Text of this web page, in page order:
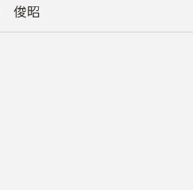
俊昭